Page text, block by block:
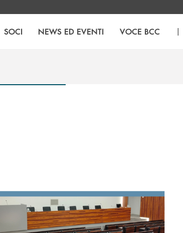
SOCI NEWS ED EVENTI VOCE BCC |